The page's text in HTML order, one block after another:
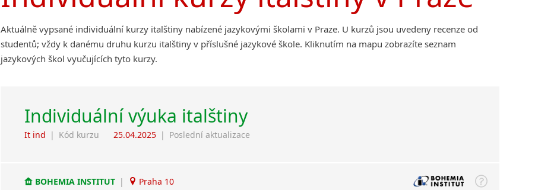
Aktuálně vypsané individuální kurzy italštiny nabízené jazykovými školami v Praze. U kurzů jsou uvedeny recenze od
studentů; vždy k danému druhu kurzu italštiny v příslušné jazykové škole. Kliknutím na mapu zobrazíte seznam
jazykových škol vyučujících tyto kurzy.
Individuální výuka italštiny
It ind | Kód kurzu 25.04.2025 | Poslední aktualizace
BOHEMIA INSTITUT | Praha 10